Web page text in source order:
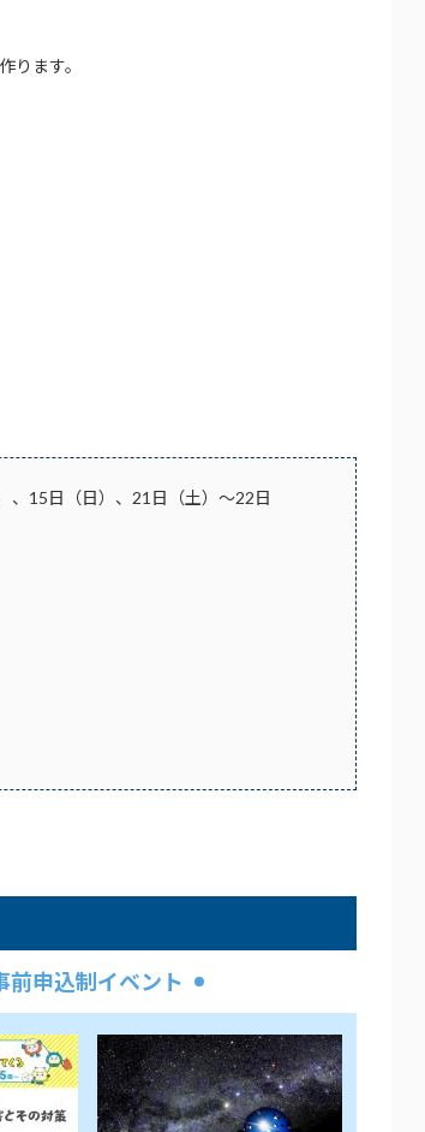
ります。
、15日（日）、21日（土）～22日
前申込制イベント